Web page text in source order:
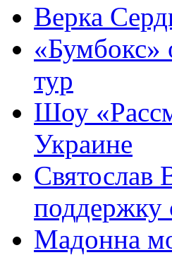
Верка
«Бумбокс»
тур
Шоу
Украине
Святослав
поддержку
Мадонна